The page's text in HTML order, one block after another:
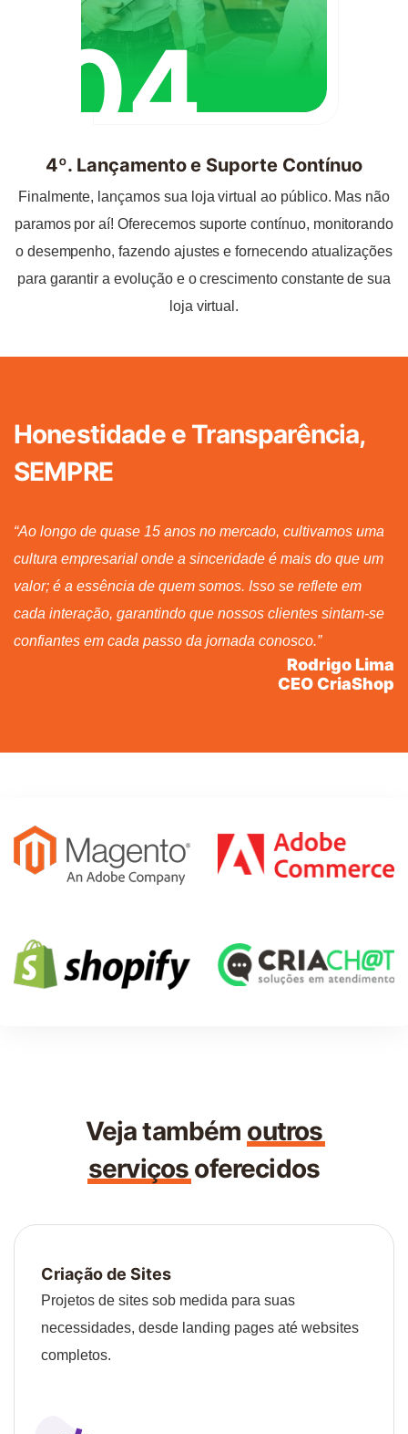
04
4º. Lançamento e Suporte Contínuo
Finalmente, lançamos sua loja virtual ao público. Mas não
paramos por aí! Oferecemos suporte contínuo, monitorando
o desempenho, fazendo ajustes e fornecendo atualizações
para garantir a evolução e o crescimento constante de sua
loja virtual.
Honestidade e Transparência,
SEMPRE
“Ao longo de quase 15 anos no mercado, cultivamos uma
cultura empresarial onde a sinceridade é mais do que um
valor; é a essência de quem somos. Isso se reflete em
cada interação, garantindo que nossos clientes sintam-se
confiantes em cada passo da jornada conosco.”
Rodrigo Lima
CEO CriaShop
Veja também outros
serviços oferecidos
Criação de Sites
Projetos de sites sob medida para suas
necessidades, desde landing pages até websites
completos.